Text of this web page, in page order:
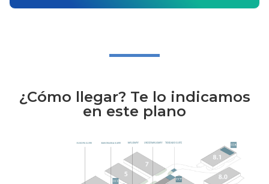
¿Cómo llegar? Te lo indicamos
en este plano